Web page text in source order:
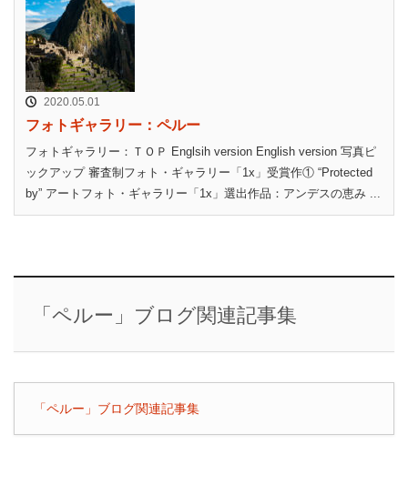
2020.05.01
フォトギャラリー：ペルー
フォトギャラリー：ＴＯＰ Englsih version English version 写真ピ
ックアップ 審査制フォト・ギャラリー「1x」受賞作① “Protected
by” アートフォト・ギャラリー「1x」選出作品：アンデスの恵み ...
「ペルー」ブログ関連記事集
「ペルー」ブログ関連記事集